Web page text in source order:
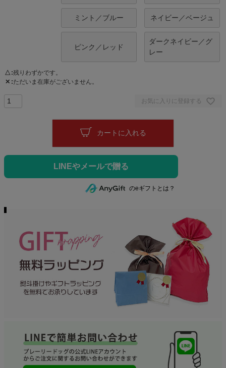
ミント／ブルー ネイビー／ベージュ
ピンク／レッド
ダークネイビー／グ
レー
△ 残りわずかです。
✕ ただいま在庫がございません。
お気に入りに登録する
カートに入れる
のeギフトとは？